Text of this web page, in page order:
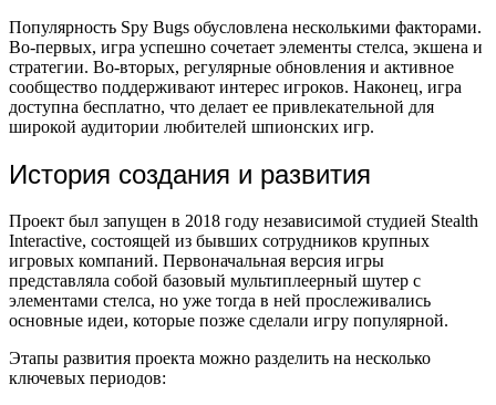
Популярность Spy Bugs обусловлена несколькими факторами.
Во-первых, игра успешно сочетает элементы стелса, экшена и
стратегии. Во-вторых, регулярные обновления и активное
сообщество поддерживают интерес игроков. Наконец, игра
доступна бесплатно, что делает ее привлекательной для
широкой аудитории любителей шпионских игр.
История создания и развития
Проект был запущен в 2018 году независимой студией Stealth
Interactive, состоящей из бывших сотрудников крупных
игровых компаний. Первоначальная версия игры
представляла собой базовый мультиплеерный шутер с
элементами стелса, но уже тогда в ней прослеживались
основные идеи, которые позже сделали игру популярной.
Этапы развития проекта можно разделить на несколько
ключевых периодов: